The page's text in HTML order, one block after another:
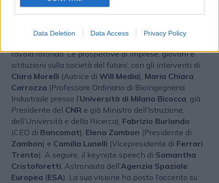
Data Deletion Data Access Privacy Policy
forza l’importanza di mettere l’inclusione al centro per
realizzare i sogni di tutti, senza barriere e limiti. I temi
tavola rotonda ‘Le prospettive di imprese, giovani e
istituzioni sulla società del futuro’, con gli interventi di
Clara Morelli (Autrice di Will Media), Maria Chiara
Carrozza (Professore Ordinario di Bioingegneria
Industriale presso l’Università di Milano Bicocca, già
Presidente del CNRe già Ministro dell’Istruzione,
dell’Università e della Ricerca), Fabrizio Burlando
(CEO di Bancomat), Elena Zambon (Presidente di
Zambon) e Camilla Lunelli (Vicepresidente di Ferrari
Trento). A seguire, il keynote speech di Samantha
Cristoforetti, Astronauta dell’Agenzia Spaziale
Europea (ESA). La sua visione ha posto l’accento su